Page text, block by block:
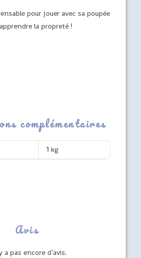
pour jouer avec sa poupée
la propreté !
complémentaires
1 kg
Avis
a pas encore d’avis.